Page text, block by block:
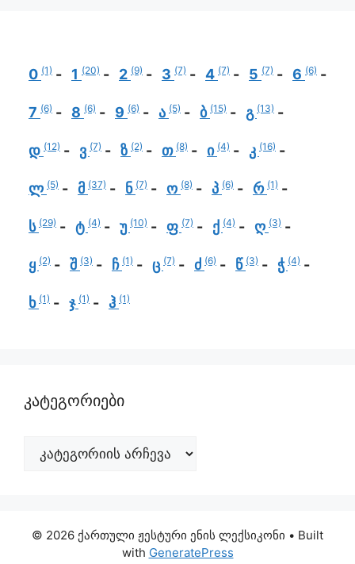
0 (1) 1 (20) 2 (9) 3 (7) 4 (7) 5 (7) 6 (6)
7 (6) 8 (6) 9 (6) ა (5) ბ (15) გ (13)
დ (12) ვ (7) ზ (2) თ (8) ი (4) კ (16)
ლ (5) მ (37) ნ (7) ო (8) პ (6) რ (1)
ს (29) ტ (4) უ (10) ფ (7) ქ (4) ღ (3)
ყ (2) შ (3) ჩ (1) ც (7) ძ (6) წ (3) ჭ (4)
ხ (1) ჯ (1) ჰ (1)
კატეგორიები
© 2026 ქართული ჟესტური ენის ლექსიკონი • Built
with GeneratePress